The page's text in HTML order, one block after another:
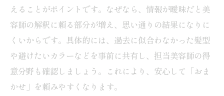
えることがポイントです。なぜなら、情報が曖昧だと美
容師の解釈に頼る部分が増え、思い通りの結果になりに
くいからです。具体的には、過去に似合わなかった髪型
や避けたいカラーなどを事前に共有し、担当美容師の得
意分野も確認しましょう。これにより、安心して「おま
かせ」を頼みやすくなります。